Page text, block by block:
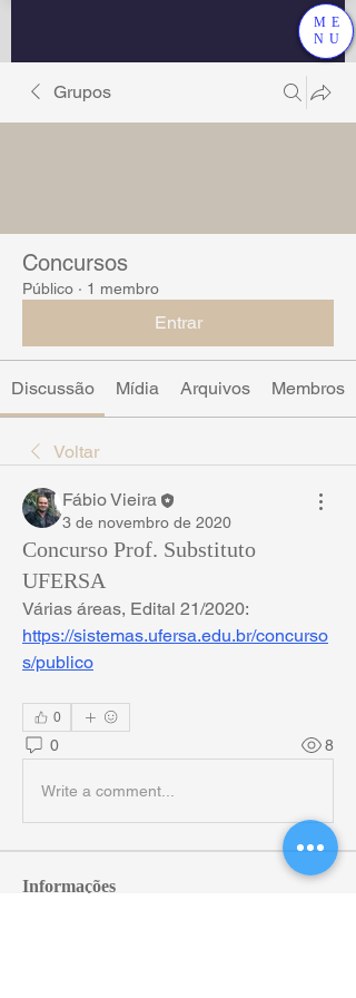
ME
NU
Grupos
Concursos
Público · 1 membro
Entrar
Discussão Mídia Arquivos Membros
Voltar
Fábio Vieira
3 de novembro de 2020
Concurso Prof. Substituto
UFERSA
Várias áreas, Edital 21/2020:
https://sistemas.ufersa.edu.br/concurso
s/publico
0
0 8
Write a comment...
Informações